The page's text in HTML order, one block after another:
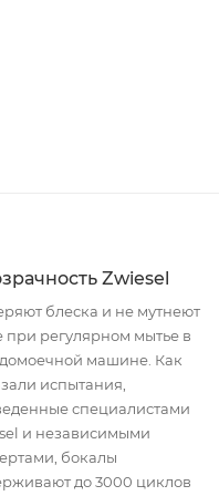
Zwiesel
блеска и не мутнеют
при регулярном мытье в
машине. Как
испытания,
специалистами
и независимыми
бокалы
до 3000 циклов